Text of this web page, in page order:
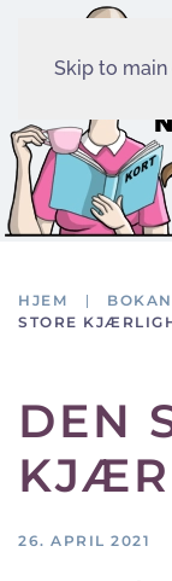
Skip to
HJEM
STORE
DEN
26. APRIL 2021